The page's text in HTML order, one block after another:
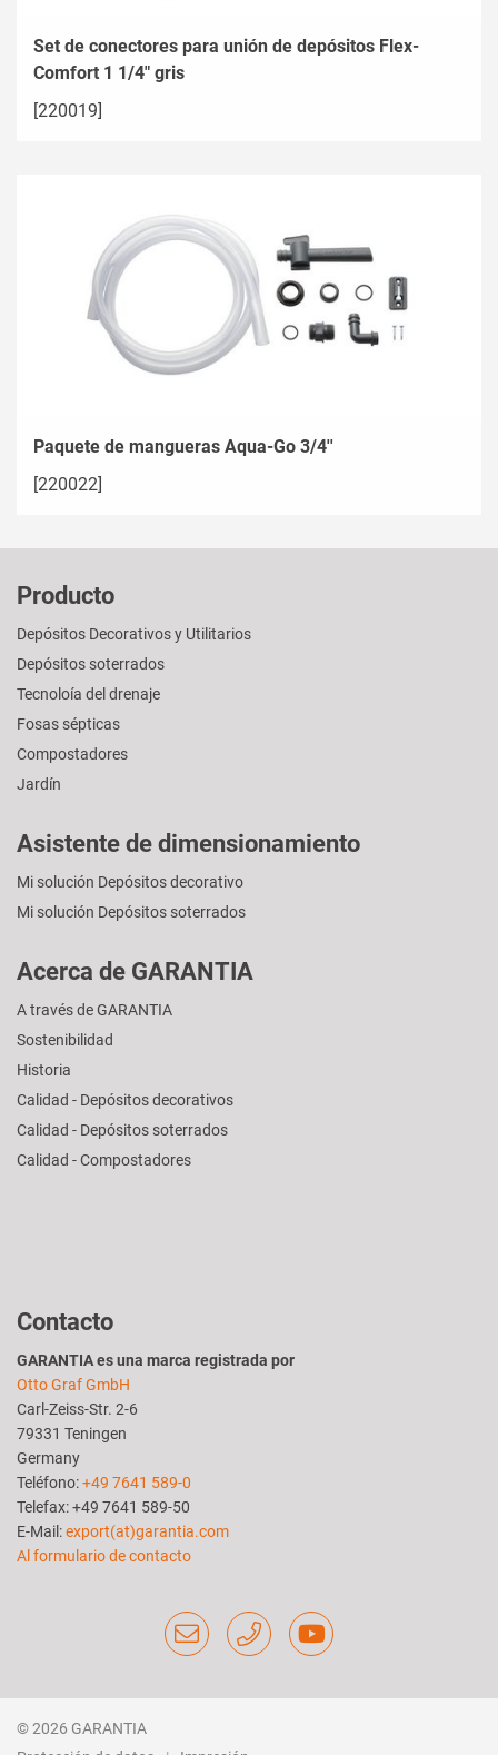
Set de conectores para unión de depósitos Flex-
Comfort 1 1/4" gris
[220019]
Paquete de mangueras Aqua-Go 3/4''
[220022]
Producto
Depósitos Decorativos y Utilitarios
Depósitos soterrados
Tecnoloía del drenaje
Fosas sépticas
Compostadores
Jardín
Asistente de dimensionamiento
Mi solución Depósitos decorativo
Mi solución Depósitos soterrados
Acerca de GARANTIA
A través de GARANTIA
Sostenibilidad
Historia
Calidad - Depósitos decorativos
Calidad - Depósitos soterrados
Calidad - Compostadores
Contacto
GARANTIA es una marca registrada por
Otto Graf GmbH
Carl-Zeiss-Str. 2-6
79331 Teningen
Germany
Teléfono:+49 7641 589-0
Telefax: +49 7641 589-50
E-Mail:export(at)garantia.com
Al formulario de contacto
© 2026 GARANTIA